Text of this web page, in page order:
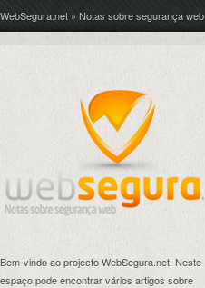
WebSegura.net » Notas sobre segurança web
Bem-vindo ao projecto WebSegura.net. Neste
espaço pode encontrar vários artigos sobre